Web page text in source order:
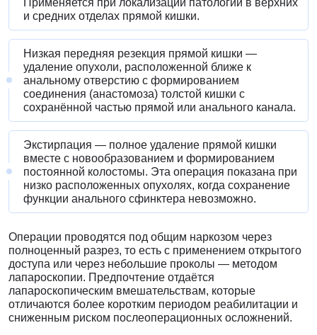
и средних отделах прямой кишки.
Низкая передняя резекция прямой кишки —
удаление опухоли, расположенной ближе к
анальному отверстию с формированием
соединения (анастомоза) толстой кишки с
сохранённой частью прямой или анального канала.
Экстирпация — полное удаление прямой кишки
вместе с новообразованием и формированием
постоянной колостомы. Эта операция показана при
низко расположенных опухолях, когда сохранение
функции анального сфинктера невозможно.
Операции проводятся под общим наркозом через
полноценный разрез, то есть с применением открытого
доступа или через небольшие проколы — методом
лапароскопии. Предпочтение отдаётся
лапароскопическим вмешательствам, которые
отличаются более коротким периодом реабилитации и
сниженным риском послеоперационных осложнений.